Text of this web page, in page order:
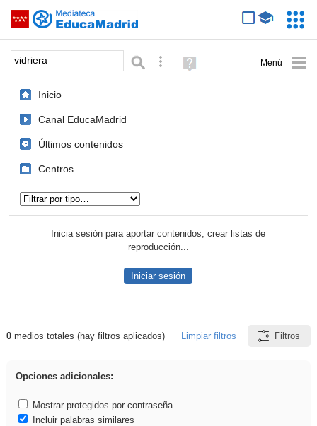
Saltar navegación
Palabra o frase: Búsqueda avanzada
Ayuda
(en
Inicio
Canal EducaMadrid
Últimos contenidos
Centros
Inicia sesión para aportar contenidos, crear listas de
reproducción...
Iniciar sesión
Resultados de: vidriera
0medios totales (hay filtros aplicados) Limpiar filtros Filtros
Opciones adicionales:
Mostrar protegidos por contraseña
Incluir palabras similares